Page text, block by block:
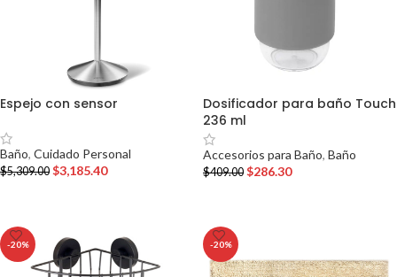
Espejo con sensor
Baño, Cuidado Personal
$5,309.00 $3,185.40
Dosificador para baño Touch
236 ml
Accesorios para Baño, Baño
$409.00 $286.30
-20% -20%